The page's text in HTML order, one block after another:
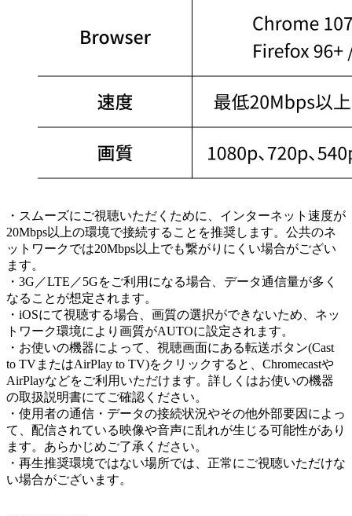
・スムーズにご視聴いただくために、インターネット速度が
20Mbps以上の環境で接続することを推奨します。公共のネ
ットワークでは20Mbps以上でも繋がりにくい場合がござい
ます。
・3G／LTE／5Gをご利用になる場合、データ通信量が多く
なることが想定されます。
・iOSにて視聴する場合、画質の選択ができないため、ネッ
トワーク環境により画質がAUTOに設定されます。
・お使いの機器によって、視聴画面にある転送ボタン(Cast
to TVまたはAirPlay to TV)をクリックすると、Chromecastや
AirPlayなどをご利用いただけます。詳しくはお使いの機器
の取扱説明書にてご確認ください。
・使用者の通信・データの接続状況やその他外部要因によっ
て、配信されている映像や音声に乱れが生じる可能性があり
ます。あらかじめご了承ください。
・再生推奨環境ではない場所では、正常にご視聴いただけな
い場合がございます。